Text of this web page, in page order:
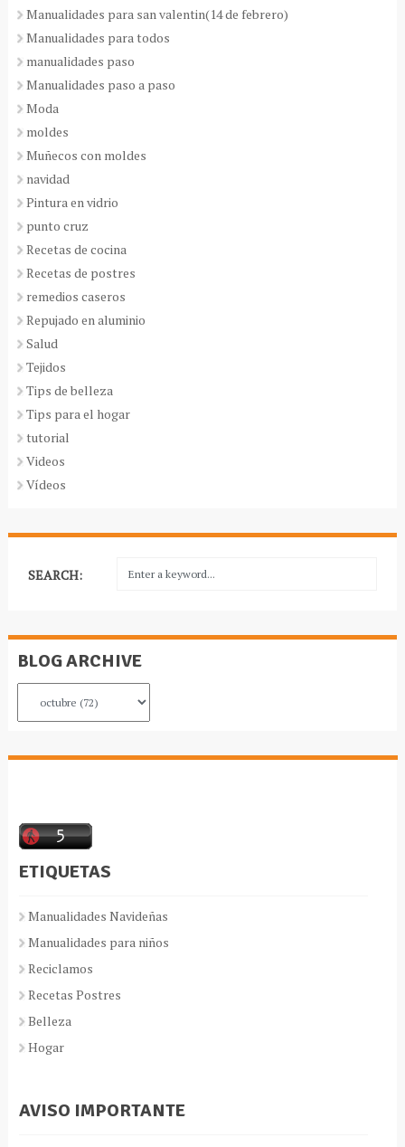
Manualidades para san valentin(14 de febrero)
Manualidades para todos
manualidades paso
Manualidades paso a paso
Moda
moldes
Muñecos con moldes
navidad
Pintura en vidrio
punto cruz
Recetas de cocina
Recetas de postres
remedios caseros
Repujado en aluminio
Salud
Tejidos
Tips de belleza
Tips para el hogar
tutorial
Videos
Vídeos
SEARCH:
BLOG ARCHIVE
ETIQUETAS
Manualidades Navideñas
Manualidades para niños
Reciclamos
Recetas Postres
Belleza
Hogar
AVISO IMPORTANTE